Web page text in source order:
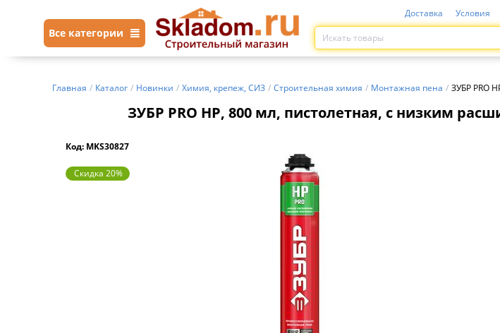
Все категории
Доставка Условия
Главная / Каталог / Новинки / Химия, крепеж, СИЗ / Строительная химия / Монтажная пена / ЗУБР PRO
ЗУБР PRO HP, 800 мл, пистолетная, с низким
Код: MKS30827
Скидка 20%